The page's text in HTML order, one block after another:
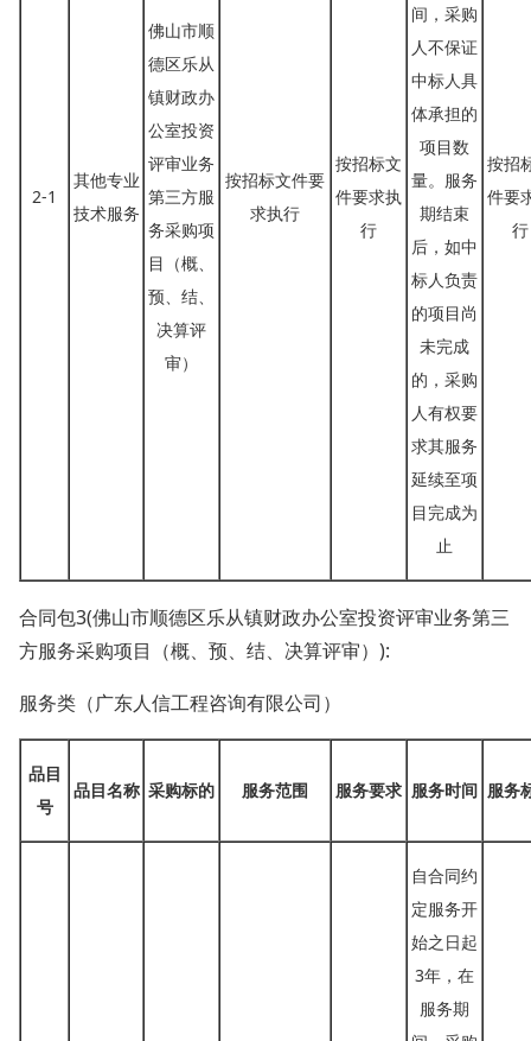
2-1
其他专业
技术服务
佛山市顺
德区乐从
镇财政办
公室投资
评审业务
第三方服
务采购项
目（概、
预、结、
决算评
审）
按招标文件要
求执行
按招标文
件要求执
行
间，采购
人不保证
中标人具
体承担的
项目数
量。服务
期结束
后，如中
标人负责
的项目尚
未完成
的，采购
人有权要
求其服务
延续至项
目完成为
止
按招
件要
行
合同包3(佛山市顺德区乐从镇财政办公室投资评审业务第三
方服务采购项目（概、预、结、决算评审）):
服务类（广东人信工程咨询有限公司）
品目
号
品目名称 采购标的 服务范围 服务要求 服务时间 服务
自合同约
定服务开
始之日起
3年，在
服务期